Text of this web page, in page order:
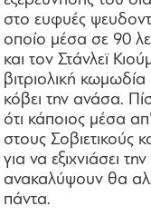
στο ευφυές
οποίο μέσα σε 90
και τον Στάνλεϊ
βιτριολική
κόβει την ανάσα.
ότι κάποιος μέσα
στους Σοβιετικούς
για να εξιχνιάσει
ανακαλύψουν θα
πάντα.